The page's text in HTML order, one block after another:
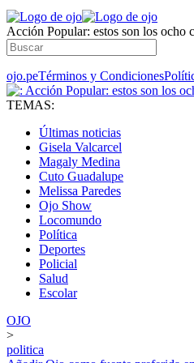
Acción Popular: estos son los ocho
ojo.peTérminos y Condiciones
TEMAS:
Últimas noticias
Gisela Valcarcel
Magaly Medina
Cuto Guadalupe
Melissa Paredes
Ojo Show
Locomundo
Política
Deportes
Policial
Salud
Escolar
OJO
>
politica